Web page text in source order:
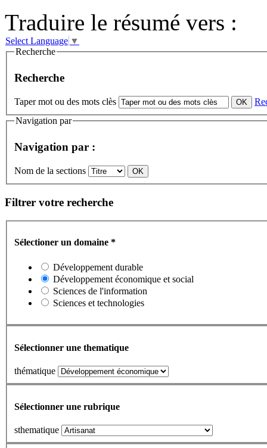
Traduire le résumé vers :
Select Language ▼
Recherche
Recherche
Taper mot ou des mots clès
Navigation par
Navigation par :
Nom de la sections
Filtrer votre recherche
Sélectioner un domaine *
Développement durable
Développement économique et social
Sciences de l'information
Sciences et technologies
Sélectionner une thematique
thématique
Sélectionner une rubrique
sthematique